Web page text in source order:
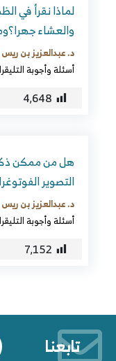
لماذا نقرأ في
والعشاء
د. عبدالعزيز بن
أسئلة وأجوبة
4٬648
هل من ممكن ذكر
التصوير
د. عبدالعزيز بن
أسئلة وأجوبة
7٬152
تابعنا